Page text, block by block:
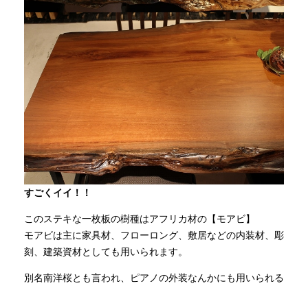
すごくイイ！！
このステキな一枚板の樹種はアフリカ材の【モアビ】
モアビは主に家具材、フローロング、敷居などの内装材、彫
刻、建築資材としても用いられます。
別名南洋桜とも言われ、ピアノの外装なんかにも用いられる